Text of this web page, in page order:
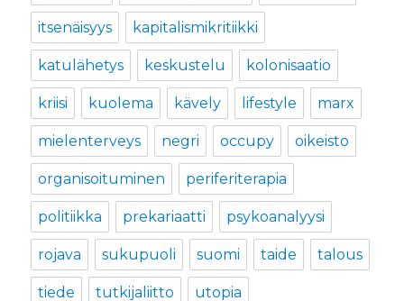
itsenäisyys kapitalismikritiikki
katulähetys keskustelu kolonisaatio
kriisi kuolema kävely lifestyle marx
mielenterveys negri occupy oikeisto
organisoituminen periferiterapia
politiikka prekariaatti psykoanalyysi
rojava sukupuoli suomi taide talous
tiede tutkijaliitto utopia